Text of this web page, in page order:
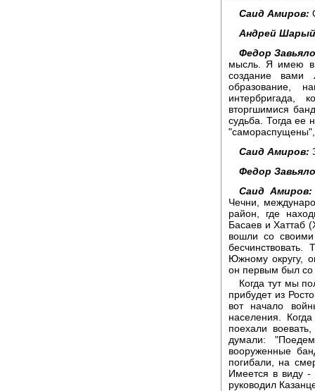
Саид Амиров:
Андрей
Федор
мысль. Я имею в
создание вами
образование,
интербригада,
вторгшимися
судьба. Тогда ее
Саид Амиров:
Федор
Саид Амиров:
Чечни,
район, где
Басаев и Хаттаб
вошли со
Южному округу,
он первым был со
Когда тут мы
прибудет из
вот начало
населения.
поехали
думали:
вооруженные
погибали, на
Имеется в виду -
руководил